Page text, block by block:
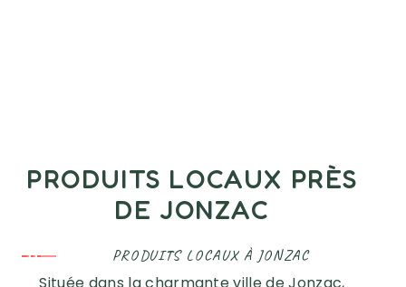
PRODUITS LOCAUX PRÈS
DE JONZAC
PRODUITS LOCAUX À JONZAC
Située dans la charmante ville de Jonzac,